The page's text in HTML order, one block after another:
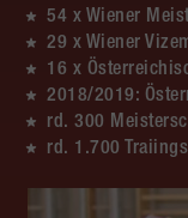
54 x Wiener
29 x Wiener
16 x
2018/2019:
rd. 300
rd. 1.700